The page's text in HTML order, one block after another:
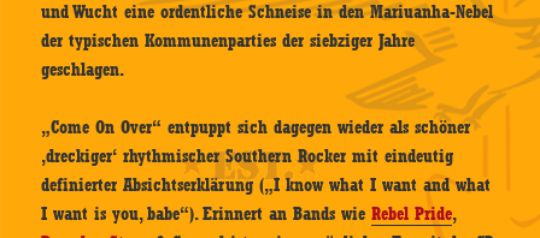
und Wucht eine ordentliche Schneise in den Mariuanha-Nebel
der typischen Kommunenparties der siebziger Jahre
geschlagen.
„Come On Over“ entpuppt sich dagegen wieder als schöner
‚dreckiger‘ rhythmischer Southern Rocker mit eindeutig
definierter Absichtserklärung („I know what I want and what
I want is you, babe“). Erinnert an Bands wieRebel Pride,